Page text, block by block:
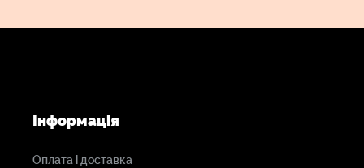
Інформація
Оплата і доставка